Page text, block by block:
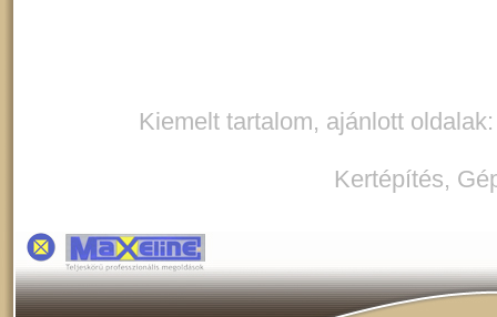
Kiemelt tartalom, ajánlott
Kertépítés,